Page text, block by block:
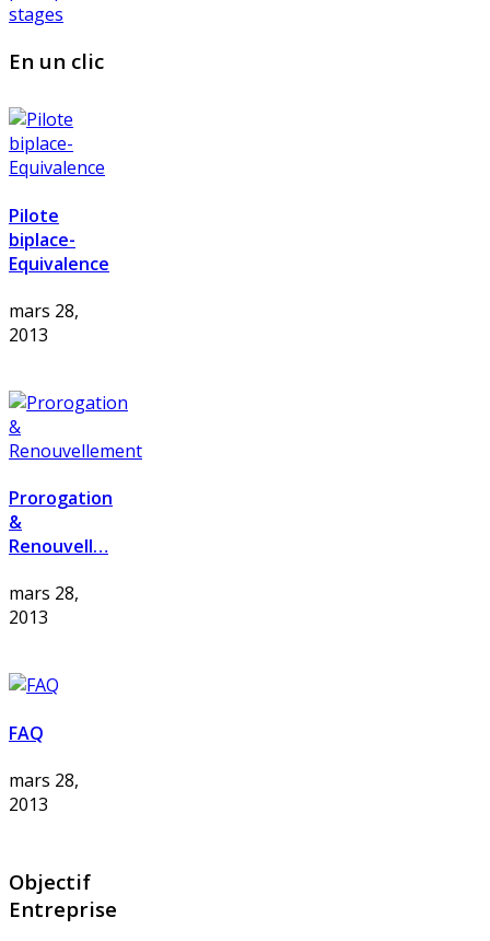
stages
En un clic
Pilote
biplace-
Equivalence
mars 28,
2013
Prorogation
&
Renouvell…
mars 28,
2013
FAQ
mars 28,
2013
Objectif
Entreprise